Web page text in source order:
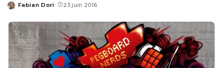
Posted
Fabian Dori 23 juin 2016